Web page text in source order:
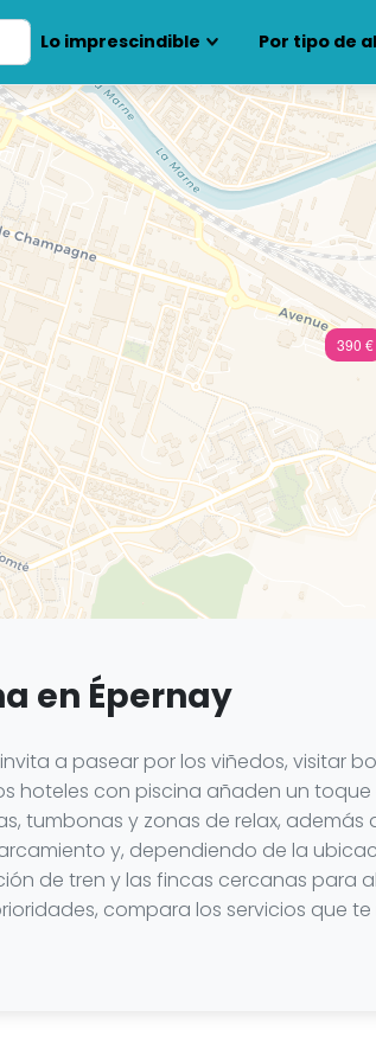
Lo imprescindible Por tipo de
390 €
en Épernay
a pasear por los viñedos, visitar
hoteles con piscina añaden un
tumbonas y zonas de relax,
y, dependiendo de la
de tren y las fincas cercanas para
compara los servicios